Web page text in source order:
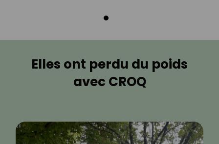
Elles ont perdu du poids
avec CROQ